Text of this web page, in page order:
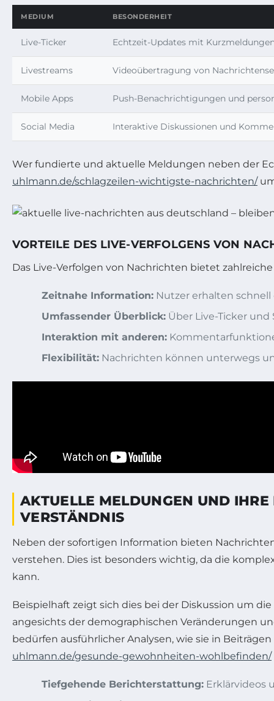
MEDIUM BESONDERHEIT
Live-Ticker Echtzeit-Updates mit
Livestreams Videoübertragung von
Mobile Apps Push-Benachrichtigungen und
Social Media Interaktive Diskussionen und
Wer fundierte und aktuelle Meldungen neben der
uhlmann.de/schlagzeilen-wichtigste-nachrichten/
VORTEILE DES LIVE-VERFOLGENS VON
Das Live-Verfolgen von Nachrichten bietet zahlreiche
Zeitnahe Information: Nutzer erhalten
Umfassender Überblick: Über Live-Ticker
Interaktion mit anderen:
Flexibilität: Nachrichten können unterwegs
AKTUELLE MELDUNGEN UND
VERSTÄNDNIS
Neben der sofortigen Information bieten
verstehen. Dies ist besonders wichtig, da die
kann.
Beispielhaft zeigt sich dies bei der Diskussion um
angesichts der demographischen Veränderungen
bedürfen ausführlicher Analysen, wie sie in
uhlmann.de/gesunde-gewohnheiten-wohlbefinden/
Tiefgehende Berichterstattung: Erklärvideos